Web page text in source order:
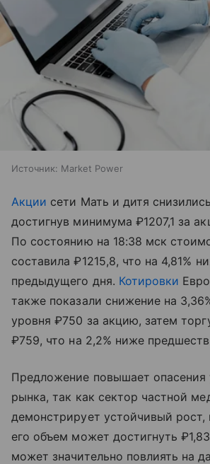
Источник: Market Power
Акции сети Мать и дитя
достигнув минимума ₽1207,1 за
По состоянию на 18:38 мск
составила ₽1215,8, что на 4,81%
предыдущего дня. Котировки
также показали снижение на
уровня ₽750 за акцию, затем
₽759, что на 2,2% ниже
Предложение повышает опасения
рынка, так как сектор частной
демонстрирует устойчивый рост,
его объем может достигнуть
может значительно повлиять на